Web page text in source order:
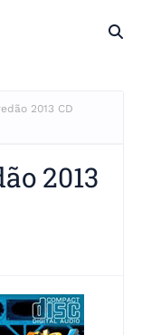
2013 CD
2013